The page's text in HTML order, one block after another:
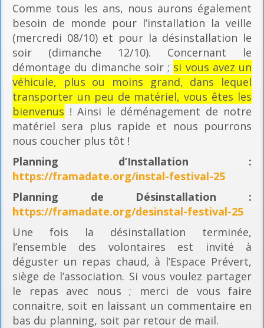
Comme tous les ans, nous aurons également
besoin de monde pour l’installation la veille
(mercredi 08/10) et pour la désinstallation le
soir (dimanche 12/10). Concernant le
démontage du dimanche soir ; si vous avez un
véhicule, plus ou moins grand, dans lequel
transporter un peu de matériel, vous êtes les
bienvenus ! Ainsi le déménagement de notre
matériel sera plus rapide et nous pourrons
nous coucher plus tôt !
Planning d’Installation :
https://framadate.org/instal-festival-25
Planning de Désinstallation :
https://framadate.org/desinstal-festival-25
Une fois la désinstallation terminée,
l’ensemble des volontaires est invité à
déguster un repas chaud, à l’Espace Prévert,
siège de l’association. Si vous voulez partager
le repas avec nous ; merci de vous faire
connaitre, soit en laissant un commentaire en
bas du planning, soit par retour de mail.